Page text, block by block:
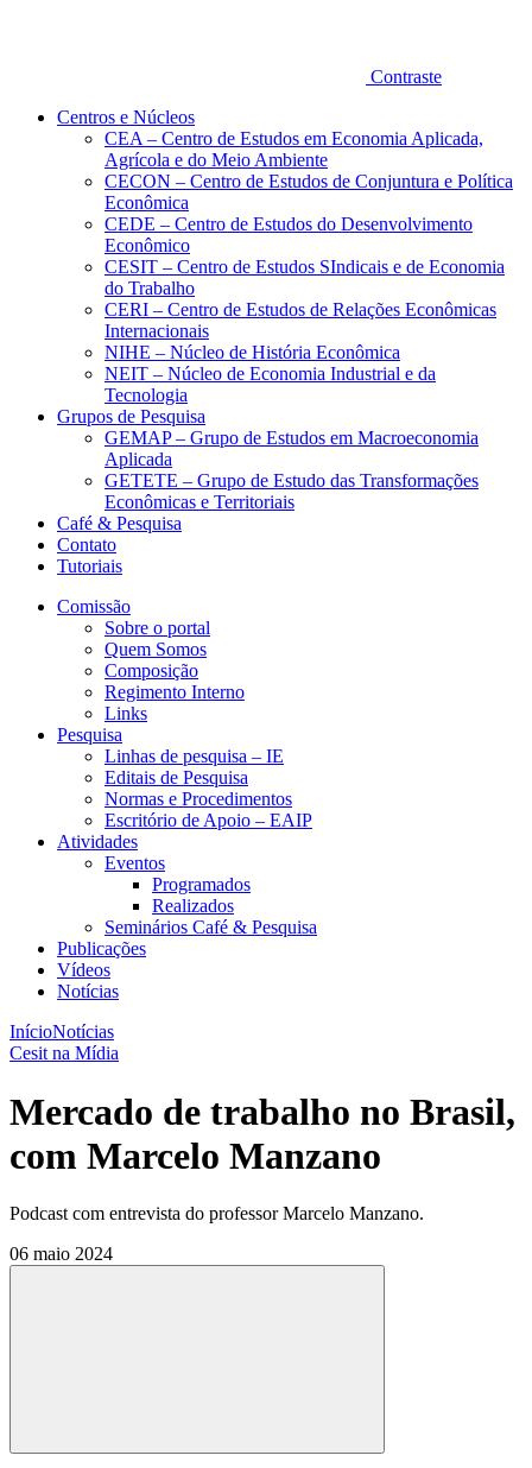
Contraste
Centros e Núcleos
CEA – Centro de Estudos em Economia Aplicada,
Agrícola e do Meio Ambiente
CECON – Centro de Estudos de Conjuntura e Política
Econômica
CEDE – Centro de Estudos do Desenvolvimento
Econômico
CESIT – Centro de Estudos SIndicais e de Economia
do Trabalho
CERI – Centro de Estudos de Relações Econômicas
Internacionais
NIHE – Núcleo de História Econômica
NEIT – Núcleo de Economia Industrial e da
Tecnologia
Grupos de Pesquisa
GEMAP – Grupo de Estudos em Macroeconomia
Aplicada
GETETE – Grupo de Estudo das Transformações
Econômicas e Territoriais
Café & Pesquisa
Contato
Tutoriais
Comissão
Sobre o portal
Quem Somos
Composição
Regimento Interno
Links
Pesquisa
Linhas de pesquisa – IE
Editais de Pesquisa
Normas e Procedimentos
Escritório de Apoio – EAIP
Atividades
Eventos
Programados
Realizados
Seminários Café & Pesquisa
Publicações
Vídeos
Notícias
InícioNotícias
Cesit na Mídia
Mercado de trabalho no Brasil,
com Marcelo Manzano
Podcast com entrevista do professor Marcelo Manzano.
06 maio 2024
Compartilhar